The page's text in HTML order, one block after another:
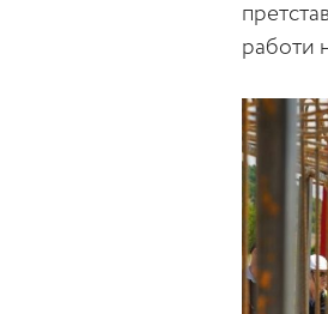
работи